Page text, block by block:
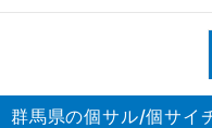
群馬県の個サル/個サイ